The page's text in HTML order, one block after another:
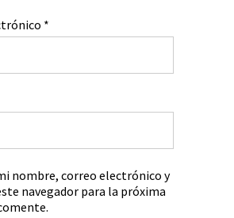
*
nombre, correo electrónico y
navegador para la próxima